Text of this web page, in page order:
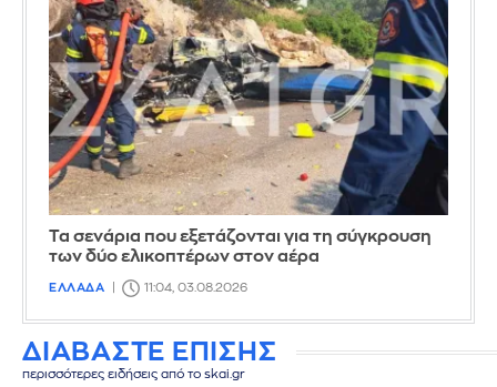
Τα σενάρια που εξετάζονται για τη σύγκρουση
των δύο ελικοπτέρων στον αέρα
ΕΛΛΑΔΑ 11:04, 03.08.2026
ΔΙΑΒΑΣΤΕ ΕΠΙΣΗΣ
περισσότερες ειδήσεις από το skai.gr